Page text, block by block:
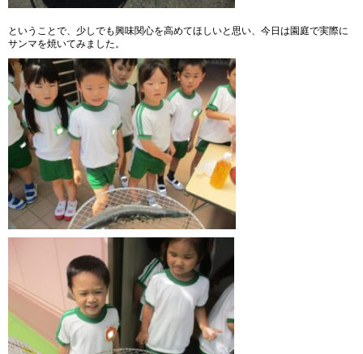
ということで、少しでも興味関心を高めてほしいと思い、今日は園庭で実際に
サンマを焼いてみました。